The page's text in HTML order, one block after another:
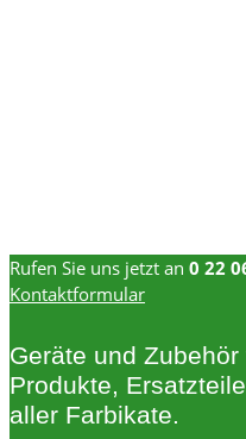
Rufen Sie uns jetzt an 0 22
Kontaktformular
Geräte und
Produkte,
aller Farbikate.